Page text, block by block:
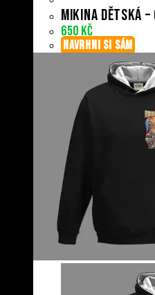
Mikina dětská
650 Kč
NAVRHNI SI SÁM